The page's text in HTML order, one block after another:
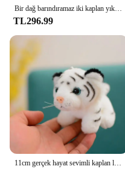
Bir dağ barındıramaz iki kaplan yıkmak What'S Bloeking zihninizi erkekler's Tees pamuk Tshirt gevşek Retro Tops
TL296.99
11cm gerçek hayat sevimli kaplan leopar peluş kolye oyuncaklar doldurulmuş orman hayvan bebek anahtar zincirleri çocuk çocuk karikatür doğum günü hediyesi